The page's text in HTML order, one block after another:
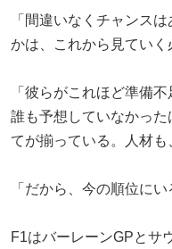
「間違いなくチャンス
かは、これから見ていく
「彼らがこれほど準備
誰も予想していなかっ
てが揃っている。人材も
「だから、今の順位に
F1はバーレーンGPとサ